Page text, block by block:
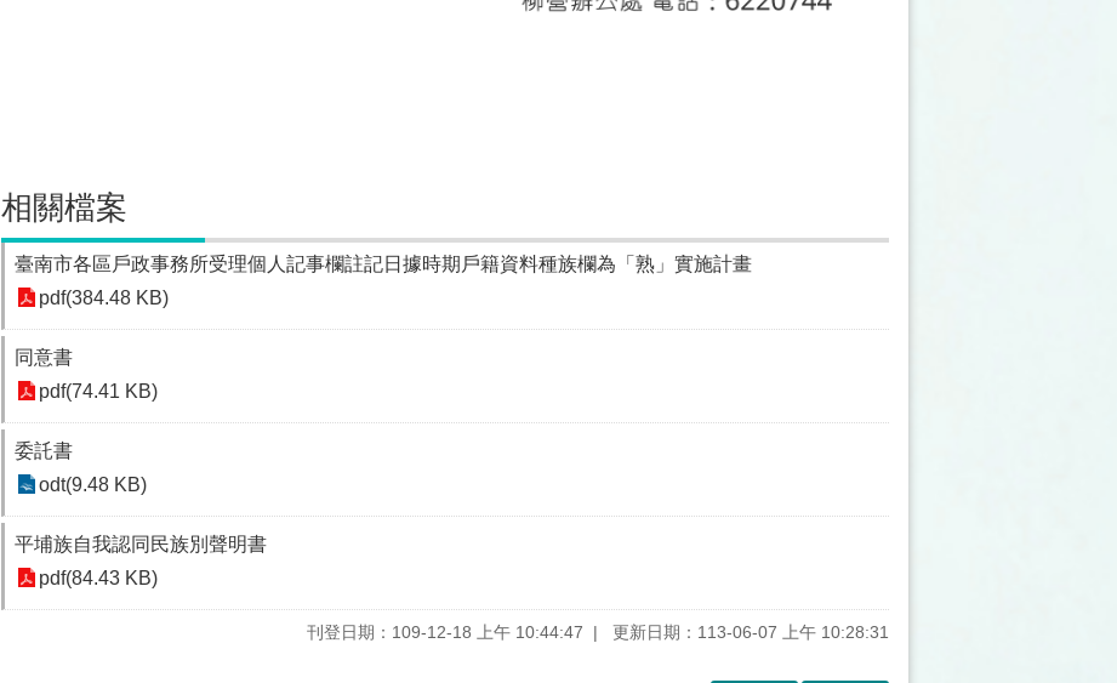
相關檔案
臺南市各區戶政事務所受理個人記事欄註記日據時期戶籍資料種族欄為「熟」實施計畫
pdf(384.48 KB)
同意書
pdf(74.41 KB)
委託書
odt(9.48 KB)
平埔族自我認同民族別聲明書
pdf(84.43 KB)
刊登日期：109-12-18 上午 10:44:47 更新日期：113-06-07 上午 10:28:31